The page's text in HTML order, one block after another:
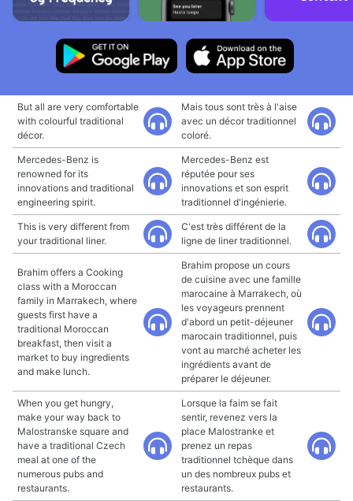
But all are very comfortable
with colourful traditional
décor.
Mais tous sont très à l'aise
avec un décor traditionnel
coloré.
Mercedes-Benz is
renowned for its
innovations and traditional
engineering spirit.
Mercedes-Benz est
réputée pour ses
innovations et son esprit
traditionnel d'ingénierie.
This is very different from
your traditional liner.
C'est très différent de la
ligne de liner traditionnel.
Brahim offers a Cooking
class with a Moroccan
family in Marrakech, where
guests first have a
traditional Moroccan
breakfast, then visit a
market to buy ingredients
and make lunch.
Brahim propose un cours
de cuisine avec une famille
marocaine à Marrakech, où
les voyageurs prennent
d'abord un petit-déjeuner
marocain traditionnel, puis
vont au marché acheter les
ingrédients avant de
préparer le déjeuner.
When you get hungry,
make your way back to
Malostranske square and
have a traditional Czech
meal at one of the
numerous pubs and
restaurants.
Lorsque la faim se fait
sentir, revenez vers la
place Malostranke et
prenez un repas
traditionnel tchèque dans
un des nombreux pubs et
restaurants.